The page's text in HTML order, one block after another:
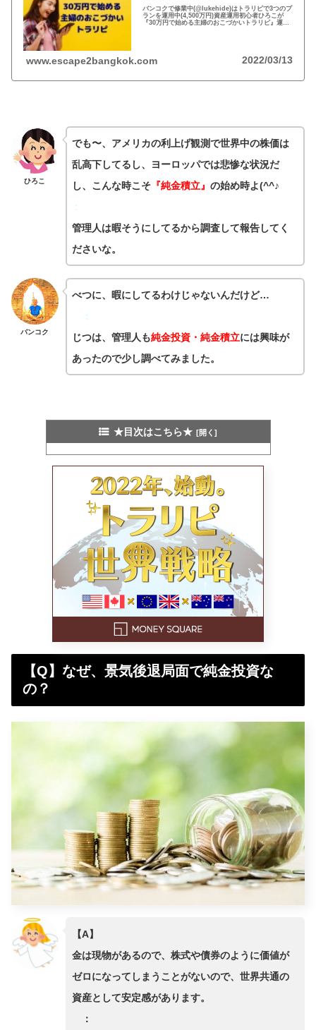
バンコクで修業中(@lukehide)はトラリピで3つのプ
ランを運用中(4,500万円)資産運用初心者ひろこが
『30万円で始める主婦のおこづかいトラリピ』運用
www.escape2bangkok.com 2022/03/13
ひろこ
でも〜、アメリカの利上げ観測で世界中の株価は
乱高下してるし、ヨーロッパでは悲惨な状況だ
し、こんな時こそ『純金積立』 の始め時よ(^^♪
:
管理人は暇そうにしてるから調査して報告してく
ださいな。
バンコク
べつに、暇にしてるわけじゃないんだけど…
：
じつは、管理人も純金投資・純金積立には興味が
あったので少し調べてみました。
★目次はこちら★
【Q】なぜ、景気後退局面で純金投資な
の？
【A】
金は現物があるので、株式や債券のように価値が
ゼロになってしまうことがないので、世界共通の
資産として安定感があります。
：